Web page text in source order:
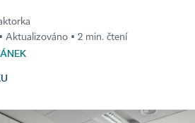
▪ Aktualizováno ▪ 2 min. čtení